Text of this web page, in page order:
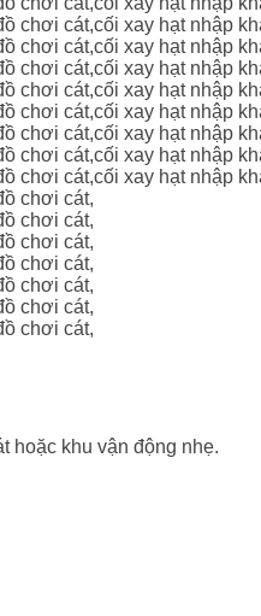
hoặc khu vận động nhẹ.